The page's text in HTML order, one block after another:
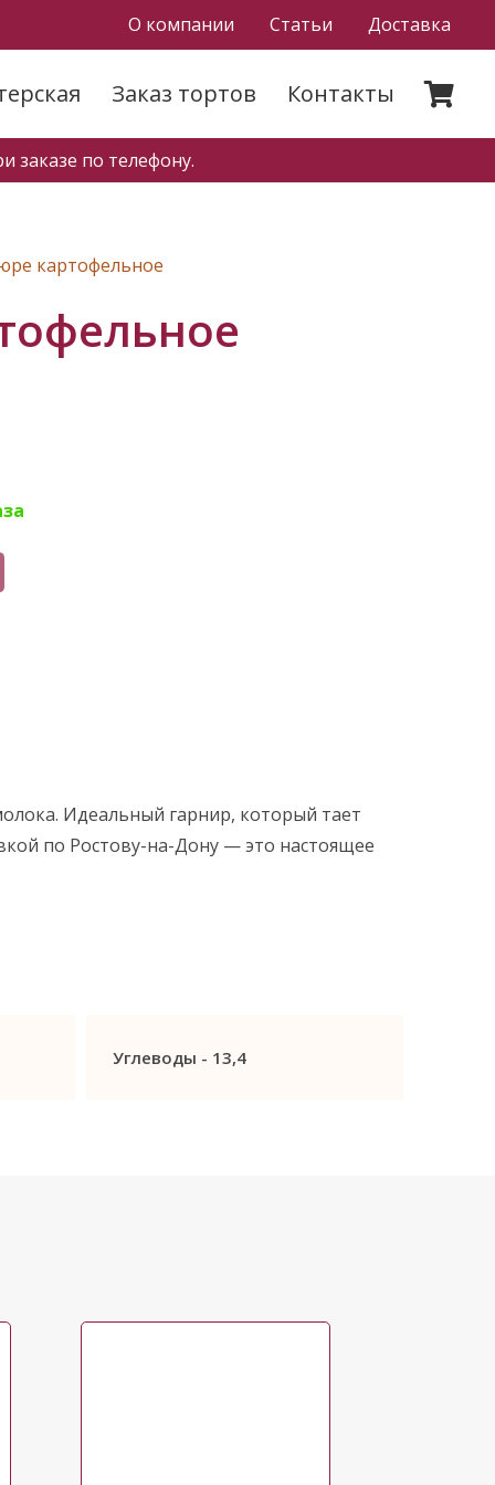
О компании Статьи Доставка
Заказ тортов Контакты
заказе по телефону.
картофельное
Идеальный гарнир, который тает
по Ростову-на-Дону — это настоящее
Углеводы - 13,4